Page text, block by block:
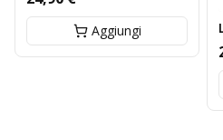
Aggiungi